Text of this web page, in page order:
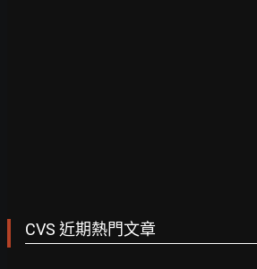
CVS 近期熱門文章